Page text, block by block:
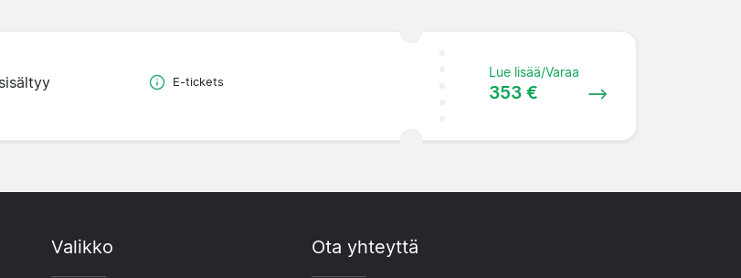
E-tickets
Lue lisää/Varaa
353 €
Valikko Ota yhteyttä